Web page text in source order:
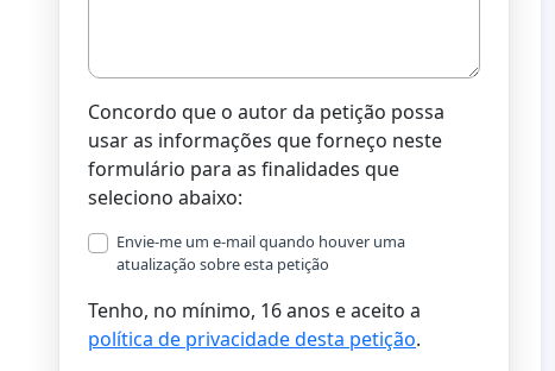
Concordo que o autor da petição possa
usar as informações que forneço neste
formulário para as finalidades que
seleciono abaixo:
Envie-me um e-mail quando houver uma
atualização sobre esta petição
Tenho, no mínimo, 16 anos e aceito a
política de privacidade desta petição.